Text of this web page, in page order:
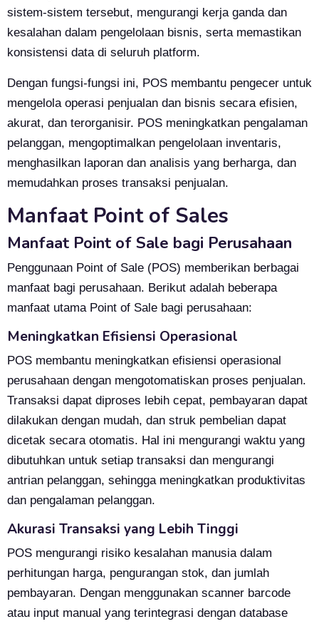
sistem-sistem tersebut, mengurangi kerja ganda dan
kesalahan dalam pengelolaan bisnis, serta memastikan
konsistensi data di seluruh platform.
Dengan fungsi-fungsi ini, POS membantu pengecer untuk
mengelola operasi penjualan dan bisnis secara efisien,
akurat, dan terorganisir. POS meningkatkan pengalaman
pelanggan, mengoptimalkan pengelolaan inventaris,
menghasilkan laporan dan analisis yang berharga, dan
memudahkan proses transaksi penjualan.
Manfaat Point of Sales
Manfaat Point of Sale bagi Perusahaan
Penggunaan Point of Sale (POS) memberikan berbagai
manfaat bagi perusahaan. Berikut adalah beberapa
manfaat utama Point of Sale bagi perusahaan:
Meningkatkan Efisiensi Operasional
POS membantu meningkatkan efisiensi operasional
perusahaan dengan mengotomatiskan proses penjualan.
Transaksi dapat diproses lebih cepat, pembayaran dapat
dilakukan dengan mudah, dan struk pembelian dapat
dicetak secara otomatis. Hal ini mengurangi waktu yang
dibutuhkan untuk setiap transaksi dan mengurangi
antrian pelanggan, sehingga meningkatkan produktivitas
dan pengalaman pelanggan.
Akurasi Transaksi yang Lebih Tinggi
POS mengurangi risiko kesalahan manusia dalam
perhitungan harga, pengurangan stok, dan jumlah
pembayaran. Dengan menggunakan scanner barcode
atau input manual yang terintegrasi dengan database